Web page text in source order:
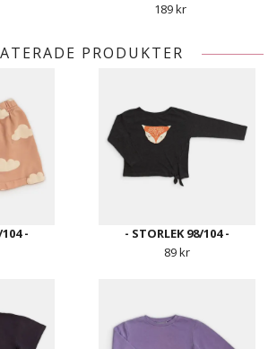
189 kr
PRODUKTER
-
- STORLEK 98/104 -
89 kr